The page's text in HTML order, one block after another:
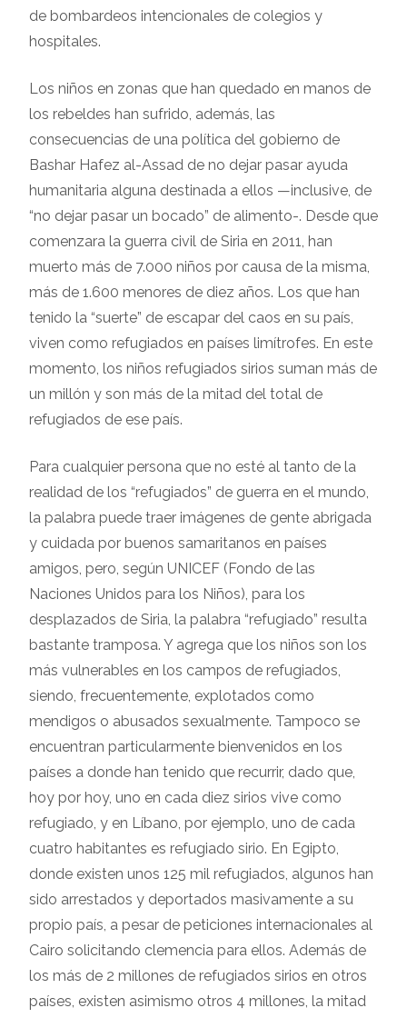
de bombardeos intencionales de colegios y
hospitales.
Los niños en zonas que han quedado en manos de
los rebeldes han sufrido, además, las
consecuencias de una política del gobierno de
Bashar Hafez al-Assad de no dejar pasar ayuda
humanitaria alguna destinada a ellos —inclusive, de
“no dejar pasar un bocado” de alimento-. Desde que
comenzara la guerra civil de Siria en 2011, han
muerto más de 7.000 niños por causa de la misma,
más de 1.600 menores de diez años. Los que han
tenido la “suerte” de escapar del caos en su país,
viven como refugiados en países limítrofes. En este
momento, los niños refugiados sirios suman más de
un millón y son más de la mitad del total de
refugiados de ese país.
Para cualquier persona que no esté al tanto de la
realidad de los “refugiados” de guerra en el mundo,
la palabra puede traer imágenes de gente abrigada
y cuidada por buenos samaritanos en países
amigos, pero, según UNICEF (Fondo de las
Naciones Unidos para los Niños), para los
desplazados de Siria, la palabra “refugiado” resulta
bastante tramposa. Y agrega que los niños son los
más vulnerables en los campos de refugiados,
siendo, frecuentemente, explotados como
mendigos o abusados sexualmente. Tampoco se
encuentran particularmente bienvenidos en los
países a donde han tenido que recurrir, dado que,
hoy por hoy, uno en cada diez sirios vive como
refugiado, y en Líbano, por ejemplo, uno de cada
cuatro habitantes es refugiado sirio. En Egipto,
donde existen unos 125 mil refugiados, algunos han
sido arrestados y deportados masivamente a su
propio país, a pesar de peticiones internacionales al
Cairo solicitando clemencia para ellos. Además de
los más de 2 millones de refugiados sirios en otros
países, existen asimismo otros 4 millones, la mitad